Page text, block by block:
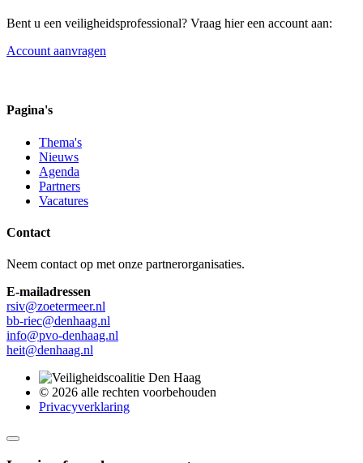
Bent u een veiligheidsprofessional? Vraag hier een account aan:
Account aanvragen
Pagina's
Thema's
Nieuws
Agenda
Partners
Vacatures
Contact
Neem contact op met onze partnerorganisaties.
E-mailadressen
rsiv@zoetermeer.nl
bb-riec@denhaag.nl
info@pvo-denhaag.nl
heit@denhaag.nl
© 2026 alle rechten voorbehouden
Privacyverklaring